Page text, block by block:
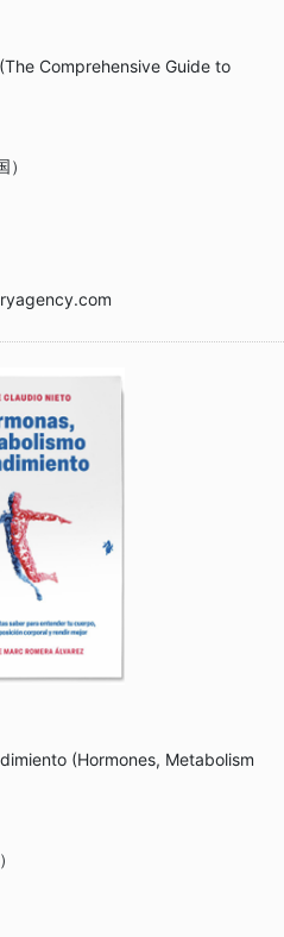
Comprehensive Guide to
(Hormones, Metabolism